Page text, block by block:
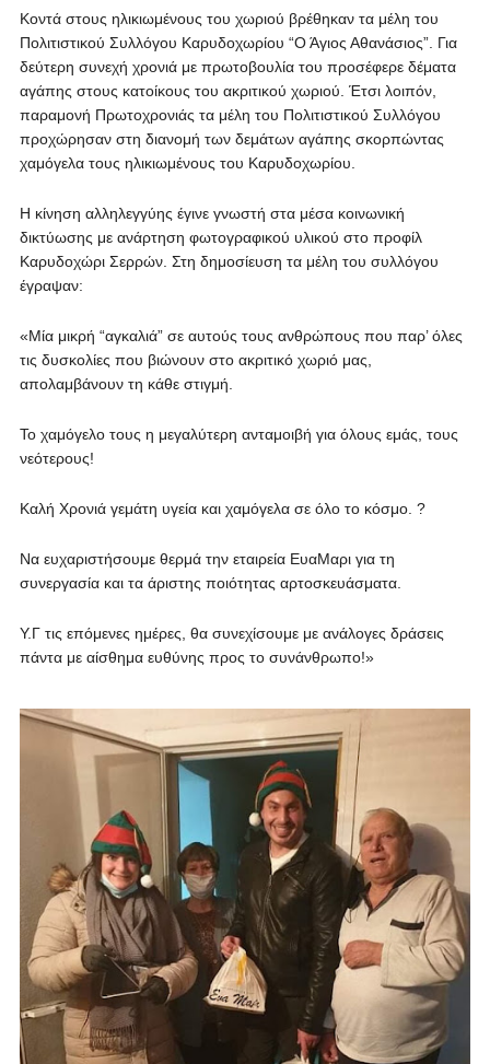
Κοντά στους ηλικιωμένους του χωριού βρέθηκαν τα μέλη του
Πολιτιστικού Συλλόγου Καρυδοχωρίου “Ο Άγιος Αθανάσιος”. Για
δεύτερη συνεχή χρονιά με πρωτοβουλία του προσέφερε δέματα
αγάπης στους κατοίκους του ακριτικού χωριού. Έτσι λοιπόν,
παραμονή Πρωτοχρονιάς τα μέλη του Πολιτιστικού Συλλόγου
προχώρησαν στη διανομή των δεμάτων αγάπης σκορπώντας
χαμόγελα τους ηλικιωμένους του Καρυδοχωρίου.
Η κίνηση αλληλεγγύης έγινε γνωστή στα μέσα κοινωνική
δικτύωσης με ανάρτηση φωτογραφικού υλικού στο προφίλ
Καρυδοχώρι Σερρών. Στη δημοσίευση τα μέλη του συλλόγου
έγραψαν:
«Μία μικρή “αγκαλιά” σε αυτούς τους ανθρώπους που παρ’ όλες
τις δυσκολίες που βιώνουν στο ακριτικό χωριό μας,
απολαμβάνουν τη κάθε στιγμή.
Το χαμόγελο τους η μεγαλύτερη ανταμοιβή για όλους εμάς, τους
νεότερους!
Καλή Χρονιά γεμάτη υγεία και χαμόγελα σε όλο το κόσμο. ?
Να ευχαριστήσουμε θερμά την εταιρεία ΕυαΜαρι για τη
συνεργασία και τα άριστης ποιότητας αρτοσκευάσματα.
Υ.Γ τις επόμενες ημέρες, θα συνεχίσουμε με ανάλογες δράσεις
πάντα με αίσθημα ευθύνης προς το συνάνθρωπο!»